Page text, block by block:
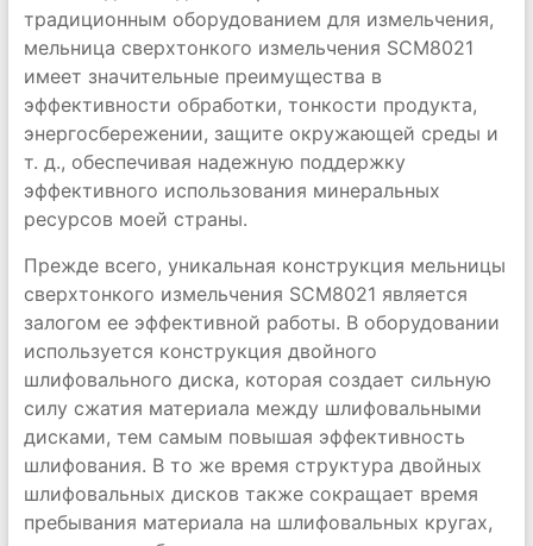
традиционным оборудованием для измельчения,
мельница сверхтонкого измельчения SCM8021
имеет значительные преимущества в
эффективности обработки, тонкости продукта,
энергосбережении, защите окружающей среды и
т. д., обеспечивая надежную поддержку
эффективного использования минеральных
ресурсов моей страны.
Прежде всего, уникальная конструкция мельницы
сверхтонкого измельчения SCM8021 является
залогом ее эффективной работы. В оборудовании
используется конструкция двойного
шлифовального диска, которая создает сильную
силу сжатия материала между шлифовальными
дисками, тем самым повышая эффективность
шлифования. В то же время структура двойных
шлифовальных дисков также сокращает время
пребывания материала на шлифовальных кругах,